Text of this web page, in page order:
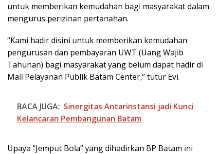
untuk memberikan kemudahan bagi masyarakat dalam
mengurus perizinan pertanahan.
“Kami hadir disini untuk memberikan kemudahan
pengurusan dan pembayaran UWT (Uang Wajib
Tahunan) bagi masyarakat yang belum dapat hadir di
Mall Pelayanan Publik Batam Center,” tutur Evi.
BACA JUGA: Sinergitas Antarinstansi jadi Kunci
Kelancaran Pembangunan Batam
Upaya “Jemput Bola” yang dihadirkan BP Batam ini